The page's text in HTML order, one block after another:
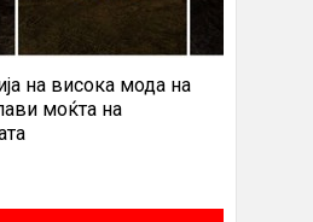
на висока мода на
моќта на